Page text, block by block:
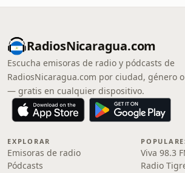
RadiosNicaragua.com
Escucha emisoras de radio y pódcasts de
RadiosNicaragua.com por ciudad, género
— gratis en cualquier dispositivo.
EXPLORAR
Emisoras de radio
Pódcasts
Viva 98.3
Radio